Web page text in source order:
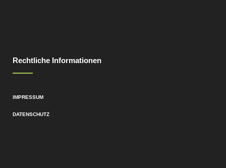
Rechtliche Informationen
IMPRESSUM
DATENSCHUTZ